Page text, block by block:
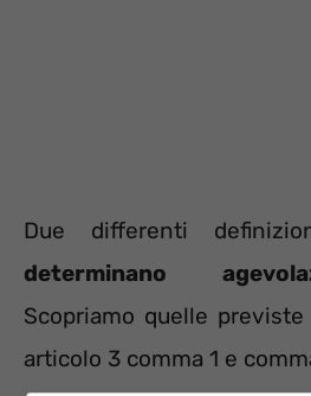
Due differenti
determinano
Scopriamo quelle
articolo 3 comma 1 e